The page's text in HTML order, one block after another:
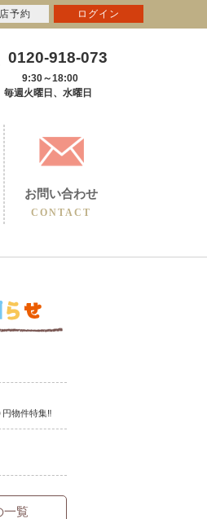
0120-918-073
9:30～18:00
毎週火曜日、水曜日
お問い合わせ
CONTACT
一覧
予約 ログイン